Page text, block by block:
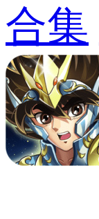
合集